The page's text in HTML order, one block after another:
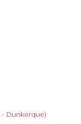
- Dunkerque)